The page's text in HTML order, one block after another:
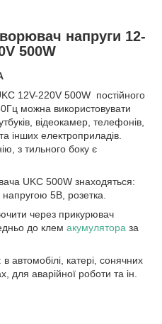
напруги 12-
500W
12V-220V 500W постійного
можна використовувати
відеокамер, телефонів,
та інших електроприладів.
з тильного боку є
UKC 500W знаходяться:
напругою 5В, розетка.
через прикурювач
до клем акумулятора за
автомобілі, катері, сонячних
для аварійної роботи та ін.